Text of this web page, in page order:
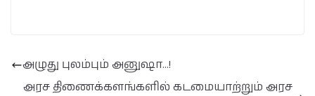
அழுது புலம்பும் அனுஷா…!
அரச திணைக்களங்களில் கடமையாற்றும் அரச